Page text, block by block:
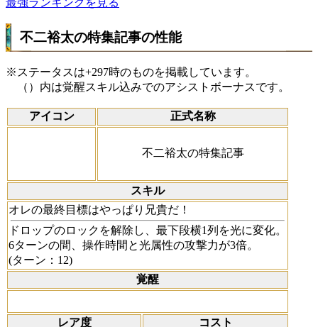
不二裕太の特集記事の性能
※ステータスは+297時のものを掲載しています。
（）内は覚醒スキル込みでのアシストボーナスです。
アイコン 正式名称
不二裕太の特集記事
スキル
オレの最終目標はやっぱり兄貴だ！
ドロップのロックを解除し、最下段横1列を光に変化。
6ターンの間、操作時間と光属性の攻撃力が3倍。
(ターン：12)
覚醒
レア度
コスト